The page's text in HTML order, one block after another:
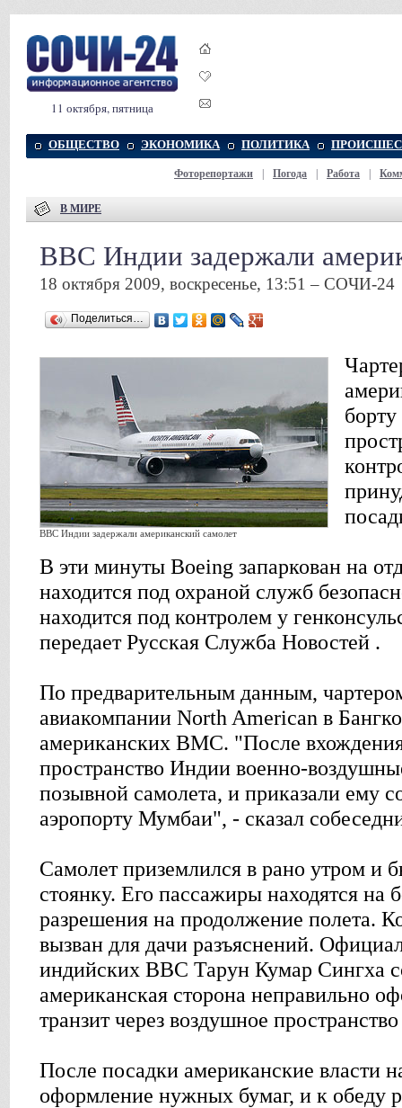
11 октября, пятница
ОБЩЕСТВО ЭКОНОМИКА ПОЛИТИКА
Фоторепортажи Погода Работа
В МИРЕ
ВВС Индии задержали
18 октября 2009, воскресенье, 13:51 – СОЧИ-24
Поделиться…
ВВС Индии задержали американский самолет
В эти минуты Boeing запаркован на
находится под охраной служб
находится под контролем у
передает Русская Служба Новостей .
По предварительным данным,
авиакомпании North American в
американских ВМС. "После
пространство Индии военно-
позывной самолета, и приказали ему
аэропорту Мумбаи", - сказал
Самолет приземлился в рано утром и
стоянку. Его пассажиры находятся на
разрешения на продолжение полета.
вызван для дачи разъяснений.
индийских ВВС Тарун Кумар Сингха
американская сторона неправильно
транзит через воздушное
После посадки американские власти
оформление нужных бумаг, и к обеду